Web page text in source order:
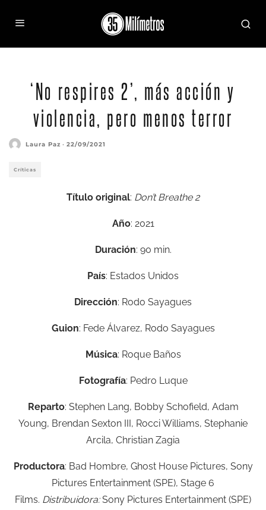
‘No respires 2’, más acción y
violencia, pero menos terror
Laura Paz · 22/09/2021
Críticas
Título original: Don’t Breathe 2
Año: 2021
Duración: 90 min.
País: Estados Unidos
Dirección: Rodo Sayagues
Guion: Fede Álvarez, Rodo Sayagues
Música: Roque Baños
Fotografía: Pedro Luque
Reparto: Stephen Lang, Bobby Schofield, Adam
Young, Brendan Sexton III, Rocci Williams, Stephanie
Arcila, Christian Zagia
Productora: Bad Hombre, Ghost House Pictures, Sony
Pictures Entertainment (SPE), Stage 6
Films. Distribuidora: Sony Pictures Entertainment (SPE)